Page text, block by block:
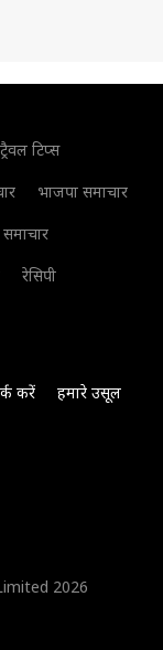
ट्रैवल टिप्स
भाजपा समाचार
रेसिपी
करें
हमारे उसूल
2026